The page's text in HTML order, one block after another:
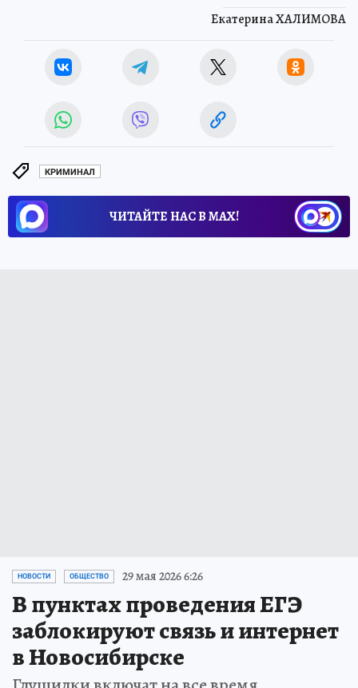
Екатерина ХАЛИМОВА
КРИМИНАЛ
ЧИТАЙТЕ НАС В МАХ!
НОВОСТИ ОБЩЕСТВО 29 мая 2026 6:26
В пунктах проведения ЕГЭ
заблокируют связь и интернет
в Новосибирске